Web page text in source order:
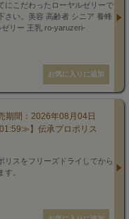
にこだわったローヤルゼリーで
さい。美容 高齢者 シニア 養蜂
リー 王乳 ro-yaruzeri-
期間：2026年08月04日
】伝承プロポリス
リスをフリーズドライしてから
。